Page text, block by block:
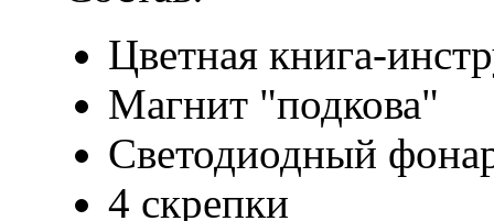
Цветная книга-
Магнит "подкова"
Светодиодный
4 скрепки